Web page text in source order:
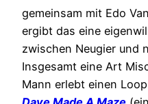
gemeinsam mit Edo
ergibt das eine
zwischen Neugier und
Insgesamt eine Art
Mann erlebt einen